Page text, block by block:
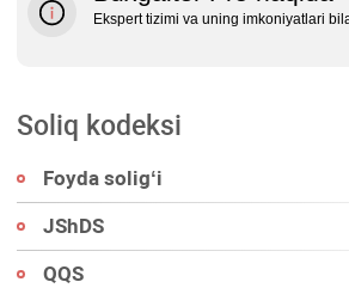
Ekspert tizimi va uning imkoniyatlari
Soliq kodeksi
Foyda soligʻi
JShDS
QQS